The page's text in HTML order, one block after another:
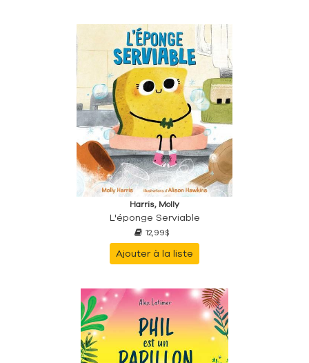
Harris, Molly
L'éponge Serviable
12,99$
Ajouter à la liste